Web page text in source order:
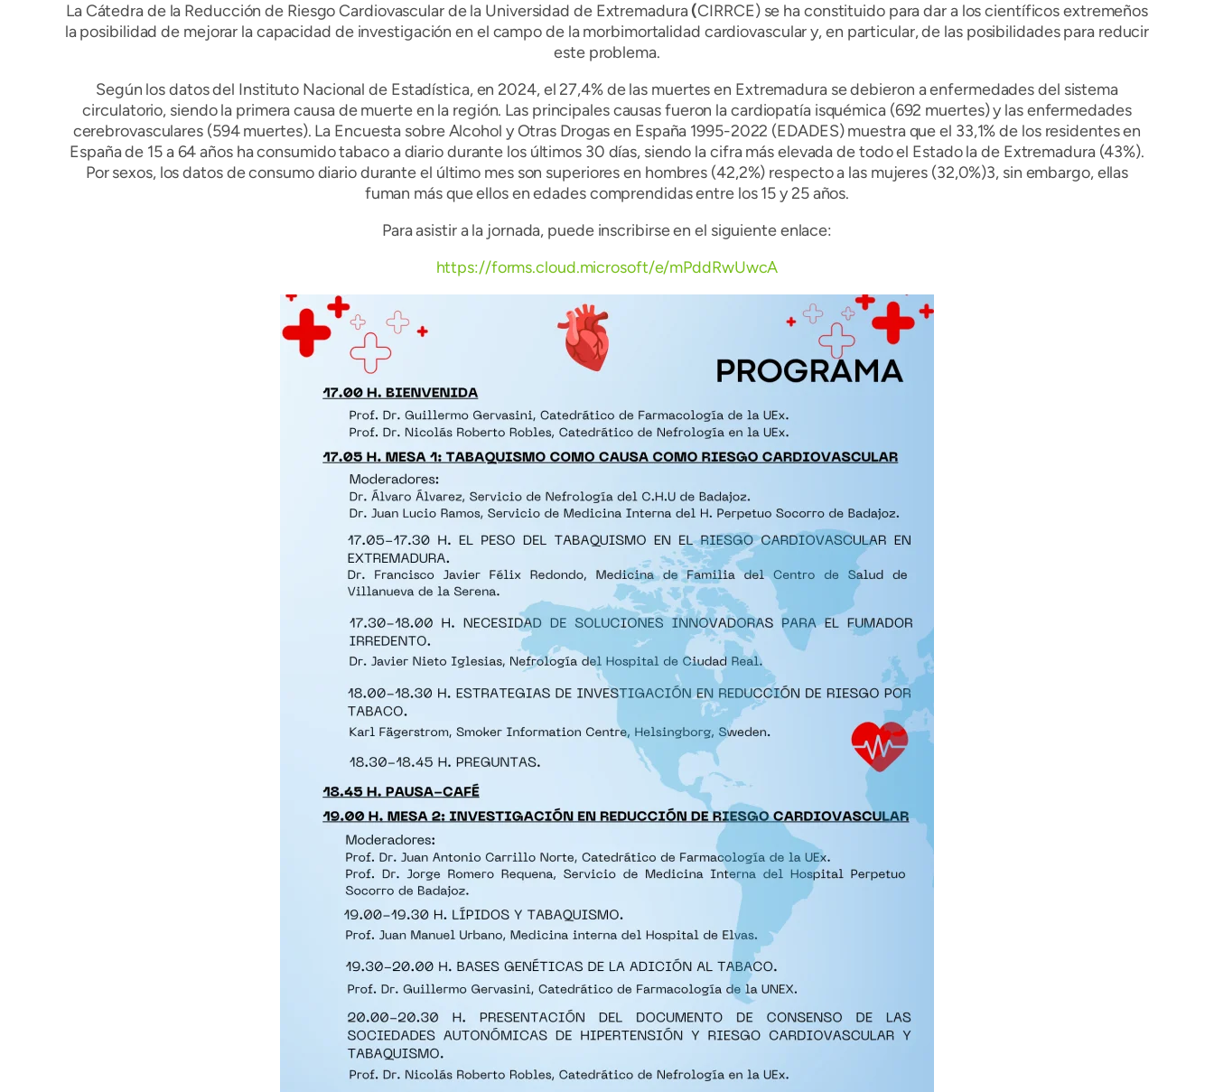
La Cátedra de la Reducción de Riesgo Cardiovascular de la Universidad de Extremadura(CIRRCE) se ha constituido para dar a los científicos extremeños
la posibilidad de mejorar la capacidad de investigación en el campo de la morbimortalidad cardiovascular y, en particular, de las posibilidades para reducir
este problema.
Según los datos del Instituto Nacional de Estadística, en 2024, el 27,4% de las muertes en Extremadura se debieron a enfermedades del sistema
circulatorio, siendo la primera causa de muerte en la región. Las principales causas fueron la cardiopatía isquémica (692 muertes) y las enfermedades
cerebrovasculares (594 muertes). La Encuesta sobre Alcohol y Otras Drogas en España 1995-2022 (EDADES) muestra que el 33,1% de los residentes en
España de 15 a 64 años ha consumido tabaco a diario durante los últimos 30 días, siendo la cifra más elevada de todo el Estado la de Extremadura (43%).
Por sexos, los datos de consumo diario durante el último mes son superiores en hombres (42,2%) respecto a las mujeres (32,0%)3, sin embargo, ellas
fuman más que ellos en edades comprendidas entre los 15 y 25 años.
Para asistir a la jornada, puede inscribirse en el siguiente enlace:
https://forms.cloud.microsoft/e/mPddRwUwcA